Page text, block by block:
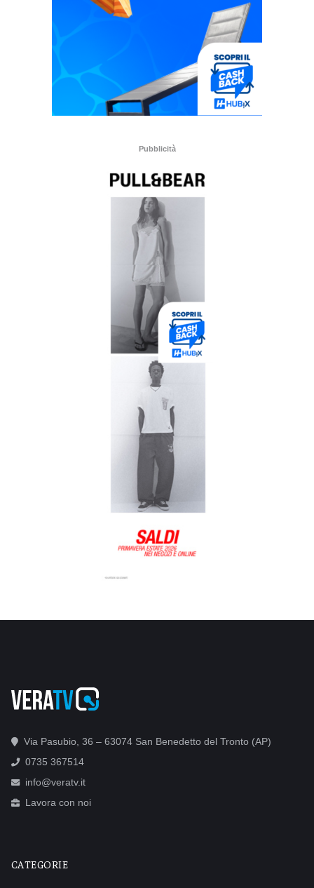
Pubblicità
Via Pasubio, 36 – 63074 San Benedetto del Tronto (AP)
0735 367514
info@veratv.it
Lavora con noi
CATEGORIE